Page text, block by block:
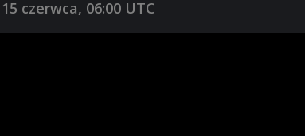
15 czerwca, 06:00 UTC